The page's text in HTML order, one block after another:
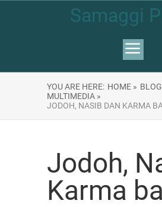
Samaggi
YOU ARE HERE: HOME »
MULTIMEDIA »
JODOH, NASIB DAN KARMA
Jodoh,
Karma